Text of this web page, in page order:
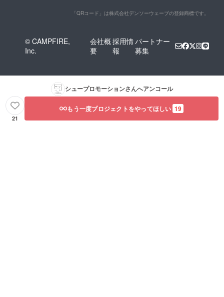
「QRコード」は株式会社デンソーウェーブの登録商標です。
© CAMPFIRE,
Inc.
会社概
要
採用情
報
パートナー
募集
シュープロモーションさんへアンコール
21
もう一度プロジェクトをやってほしい 19